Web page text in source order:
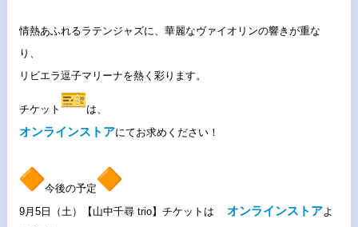
情熱あふれるラテンジャズに、華麗なヴァイオリンの響きが重な
り、
リビエラ逗子マリーナを熱く彩ります。
チケット は、
オンラインストアにてお求めください！
今後の予定
9月5日（土）【山中千尋 trio】チケットは オンラインストアよ